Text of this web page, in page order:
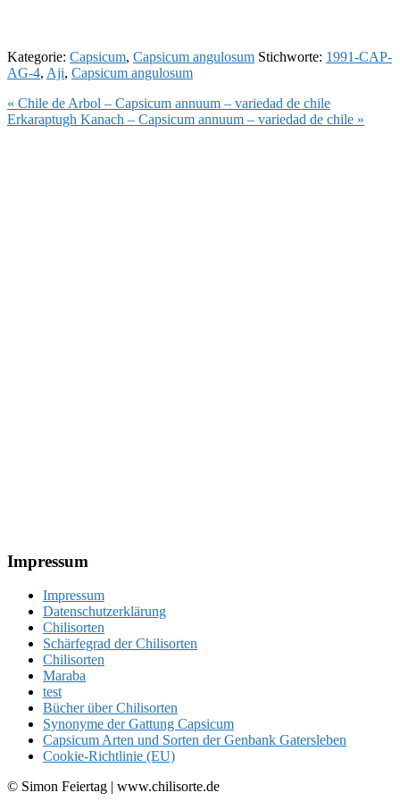
Kategorie: Capsicum, Capsicum angulosum Stichworte: 1991-CAP-
AG-4, Aji, Capsicum angulosum
Vorheriger
Beitrag:
« Chile de Arbol – Capsicum annuum – variedad de chile
Nächster
Erkaraptugh Kanach – Capsicum annuum – variedad de chile »
Footer
Impressum
Impressum
Datenschutzerklärung
Chilisorten
Schärfegrad der Chilisorten
Chilisorten
Maraba
test
Bücher über Chilisorten
Synonyme der Gattung Capsicum
Capsicum Arten und Sorten der Genbank Gatersleben
Cookie-Richtlinie (EU)
© Simon Feiertag | www.chilisorte.de